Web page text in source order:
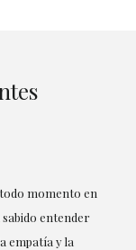
momento en
sabido entender
empatía y la